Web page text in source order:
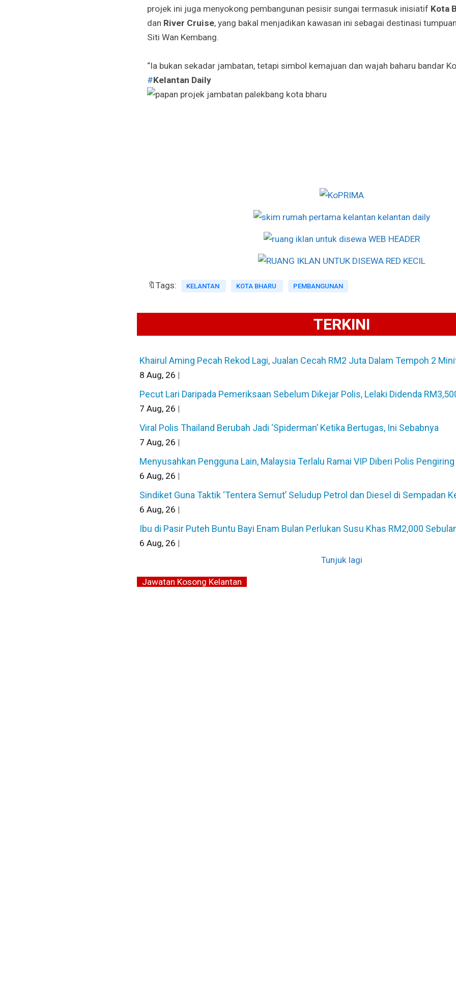
projek ini juga menyokong pembangunan pesisir sungai termasuk inisiatif Kota
dan River Cruise, yang bakal menjadikan kawasan ini sebagai destinasi
Siti Wan Kembang.
“Ia bukan sekadar jambatan, tetapi simbol kemajuan dan wajah baharu bandar
#Kelantan Daily
🔖Tags: KELANTAN KOTA BHARU PEMBANGUNAN
TERKINI
Khairul Aming Pecah Rekod Lagi, Jualan Cecah RM2 Juta Dalam Tempoh 2
8 Aug, 26 |
Pecut Lari Daripada Pemeriksaan Sebelum Dikejar Polis, Lelaki Didenda
7 Aug, 26 |
Viral Polis Thailand Berubah Jadi ‘Spiderman’ Ketika Bertugas, Ini Sebabnya
7 Aug, 26 |
Menyusahkan Pengguna Lain, Malaysia Terlalu Ramai VIP Diberi Polis Pengiring
6 Aug, 26 |
Sindiket Guna Taktik ‘Tentera Semut’ Seludup Petrol dan Diesel di Sempadan
6 Aug, 26 |
Ibu di Pasir Puteh Buntu Bayi Enam Bulan Perlukan Susu Khas RM2,000
6 Aug, 26 |
Tunjuk lagi
Jawatan Kosong Kelantan